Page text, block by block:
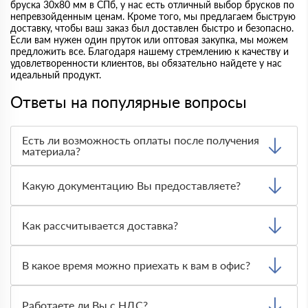
бруска 30x80 мм в СПб, у нас есть отличный выбор брусков по
непревзойденным ценам. Кроме того, мы предлагаем быструю
доставку, чтобы ваш заказ был доставлен быстро и безопасно.
Если вам нужен один пруток или оптовая закупка, мы можем
предложить все. Благодаря нашему стремлению к качеству и
удовлетворенности клиентов, вы обязательно найдете у нас
идеальный продукт.
Ответы на популярные вопросы
Есть ли возможность оплаты после получения
материала?
оплата по факту получения товара. При этом, если
доставленный товар был ненадлежащего качества, то
Вы вправе от него отказаться.
Какую документацию Вы предоставляете?
сертификаты и паспорта качества, а также товарно-
транспортную накладную.
Как рассчитывается доставка?
персональный менеджер для уточнения деталей заказа.
Далее он передает заявку нашему логисту для оценки
стоимости и сроков доставки, которые впоследствии и
оглашаются заказчику.
В какое время можно приехать к вам в офис?
Петербург, Гражданский просп., 119, офис 87 Режим
Работаете ли Вы с НДС?